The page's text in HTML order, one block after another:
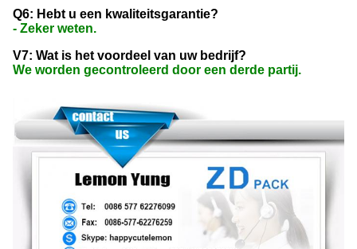
Q6: Hebt u een kwaliteitsgarantie?
- Zeker weten.
V7: Wat is het voordeel van uw bedrijf?
We worden gecontroleerd door een derde partij.